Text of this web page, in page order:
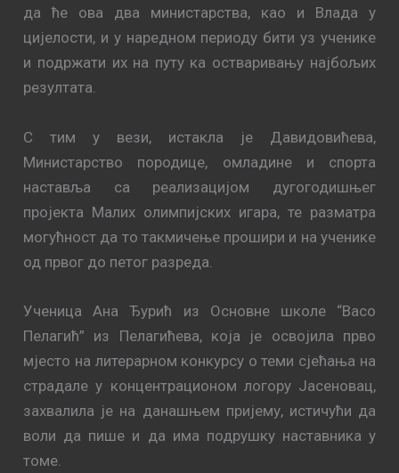
да ће ова два министарства, као и Влада у
цијелости, и у наредном периоду бити уз ученике
и подржати их на путу ка остваривању најбољих
резултата.
С тим у вези, истакла је Давидовићева,
Министарство породице, омладине и спорта
наставља са реализацијом дугогодишњег
пројекта Малих олимпијских игара, те разматра
могућност да то такмичење прошири и на ученике
од првог до петог разреда.
Ученица Ана Ђурић из Основне школе “Васо
Пелагић” из Пелагићева, која је освојила прво
мјесто на литерарном конкурсу о теми сјећања на
страдале у концентрационом логору Јасеновац,
захвалила је на данашњем пријему, истичући да
воли да пише и да има подрушку наставника у
томе.